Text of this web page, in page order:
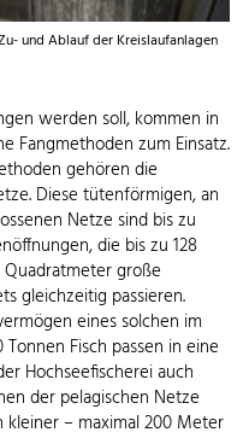
und Ablauf der Kreislaufanlagen
werden soll, kommen in
Fangmethoden zum Einsatz.
gehören die
Diese tütenförmigen, an
Netze sind bis zu
die bis zu 128
große
gleichzeitig passieren.
eines solchen im
Fisch passen in eine
Hochseefischerei auch
der pelagischen Netze
kleiner – maximal 200 Meter